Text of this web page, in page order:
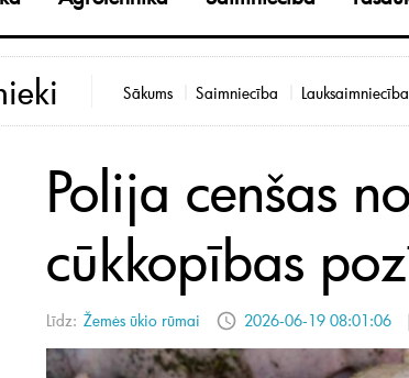
Sākums Saimniecība
Polija cenšas
cūkkopības
Līdz: Žemės ūkio rūmai 2026-06-19 08:01:06